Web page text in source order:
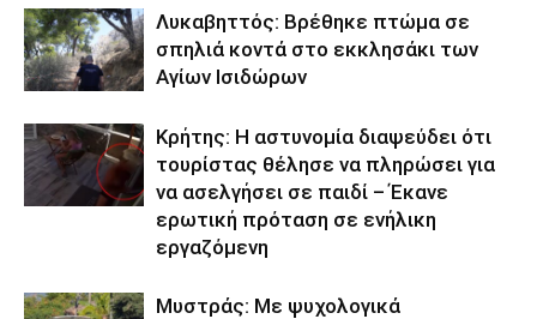
Λυκαβηττός: Βρέθηκε πτώμα σε
σπηλιά κοντά στο εκκλησάκι των
Αγίων Ισιδώρων
Κρήτης: Η αστυνομία διαψεύδει ότι
τουρίστας θέλησε να πληρώσει για
να ασελγήσει σε παιδί – Έκανε
ερωτική πρόταση σε ενήλικη
εργαζόμενη
Μυστράς: Με ψυχολογικά